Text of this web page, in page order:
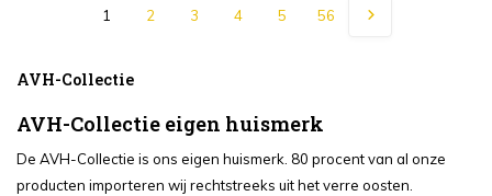
1 2 3 4 5 56
AVH-Collectie
AVH-Collectie eigen huismerk
De AVH-Collectie is ons eigen huismerk. 80 procent van al onze
producten importeren wij rechtstreeks uit het verre oosten.